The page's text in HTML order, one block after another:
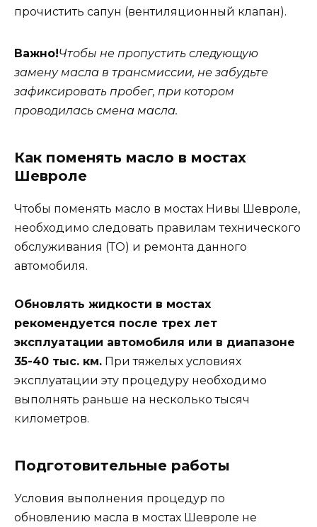
прочистить сапун (вентиляционный клапан).
Важно!Чтобы не пропустить следующую
замену масла в трансмиссии, не забудьте
зафиксировать пробег, при котором
проводилась смена масла.
Как поменять масло в мостах
Шевроле
Чтобы поменять масло в мостах Нивы Шевроле,
необходимо следовать правилам технического
обслуживания (ТО) и ремонта данного
автомобиля.
Обновлять жидкости в мостах
рекомендуется после трех лет
эксплуатации автомобиля или в диапазоне
35-40 тыс. км. При тяжелых условиях
эксплуатации эту процедуру необходимо
выполнять раньше на несколько тысяч
километров.
Подготовительные работы
Условия выполнения процедур по
обновлению масла в мостах Шевроле не